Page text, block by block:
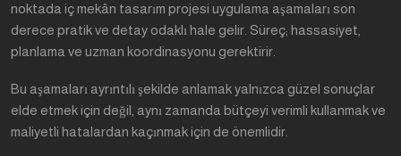
noktada iç mekân tasarım projesi uygulama aşamaları son
derece pratik ve detay odaklı hale gelir. Süreç; hassasiyet,
planlama ve uzman koordinasyonu gerektirir.
Bu aşamaları ayrıntılı şekilde anlamak yalnızca güzel sonuçlar
elde etmek için değil, aynı zamanda bütçeyi verimli kullanmak ve
maliyetli hatalardan kaçınmak için de önemlidir.